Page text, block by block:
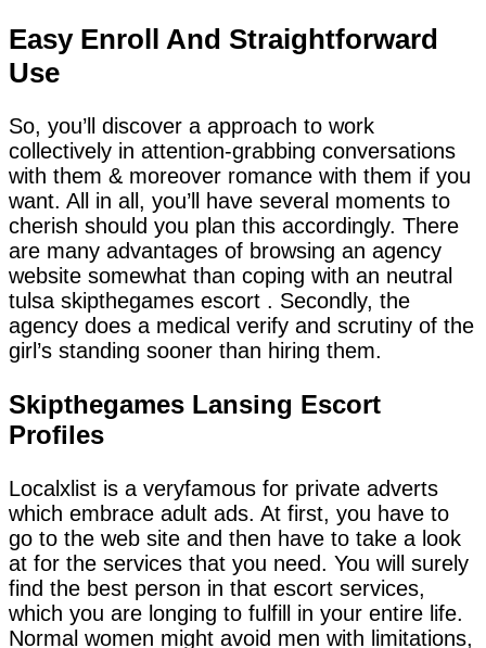
Easy Enroll And Straightforward
Use
So, you’ll discover a approach to work
collectively in attention-grabbing conversations
with them & moreover romance with them if you
want. All in all, you’ll have several moments to
cherish should you plan this accordingly. There
are many advantages of browsing an agency
website somewhat than coping with an neutral
tulsa skipthegames escort . Secondly, the
agency does a medical verify and scrutiny of the
girl’s standing sooner than hiring them.
Skipthegames Lansing Escort
Profiles
Localxlist is a veryfamous for private adverts
which embrace adult ads. At first, you have to
go to the web site and then have to take a look
at for the services that you need. You will surely
find the best person in that escort services,
which you are longing to fulfill in your entire life.
Normal women might avoid men with limitations,